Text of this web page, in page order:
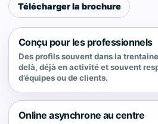
Télécharger la brochure
Conçu pour les professionnels
Des profils souvent dans la
delà, déjà en activité et souvent
d’équipes ou de clients.
Online asynchrone au centre